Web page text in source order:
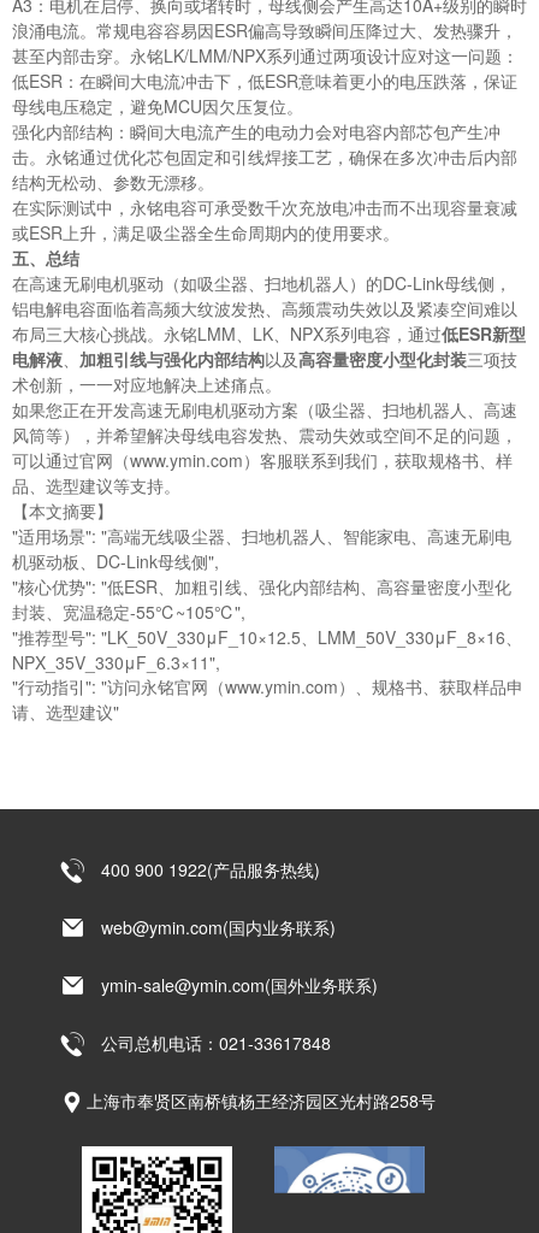
A3：电机在启停、换向或堵转时，母线侧会产生高达10A+级别的瞬时
浪涌电流。常规电容容易因ESR偏高导致瞬间压降过大、发热骤升，
甚至内部击穿。永铭LK/LMM/NPX系列通过两项设计应对这一问题：
低ESR：在瞬间大电流冲击下，低ESR意味着更小的电压跌落，保证
母线电压稳定，避免MCU因欠压复位。
强化内部结构：瞬间大电流产生的电动力会对电容内部芯包产生冲
击。永铭通过优化芯包固定和引线焊接工艺，确保在多次冲击后内部
结构无松动、参数无漂移。
在实际测试中，永铭电容可承受数千次充放电冲击而不出现容量衰减
或ESR上升，满足吸尘器全生命周期内的使用要求。
五、总结
在高速无刷电机驱动（如吸尘器、扫地机器人）的DC-Link母线侧，
铝电解电容面临着高频大纹波发热、高频震动失效以及紧凑空间难以
布局三大核心挑战。永铭LMM、LK、NPX系列电容，通过低ESR新型
电解液、 加粗引线与强化内部结构以及高容量密度小型化封装三项技
术创新，一一对应地解决上述痛点。
如果您正在开发高速无刷电机驱动方案（吸尘器、扫地机器人、高速
风筒等），并希望解决母线电容发热、震动失效或空间不足的问题，
可以通过官网（www.ymin.com）客服联系到我们，获取规格书、样
品、选型建议等支持。
【本文摘要】
"适用场景": "高端无线吸尘器、扫地机器人、智能家电、高速无刷电
机驱动板、DC-Link母线侧",
"核心优势": "低ESR、加粗引线、强化内部结构、高容量密度小型化
封装、宽温稳定-55℃~105℃",
"推荐型号": "LK_50V_330μF_10×12.5、LMM_50V_330μF_8×16、
NPX_35V_330μF_6.3×11",
"行动指引": "访问永铭官网（www.ymin.com）、规格书、获取样品申
请、选型建议"
400 900 1922(产品服务热线)
web@ymin.com(国内业务联系)
ymin-sale@ymin.com(国外业务联系)
公司总机电话：021-33617848
上海市奉贤区南桥镇杨王经济园区光村路258号